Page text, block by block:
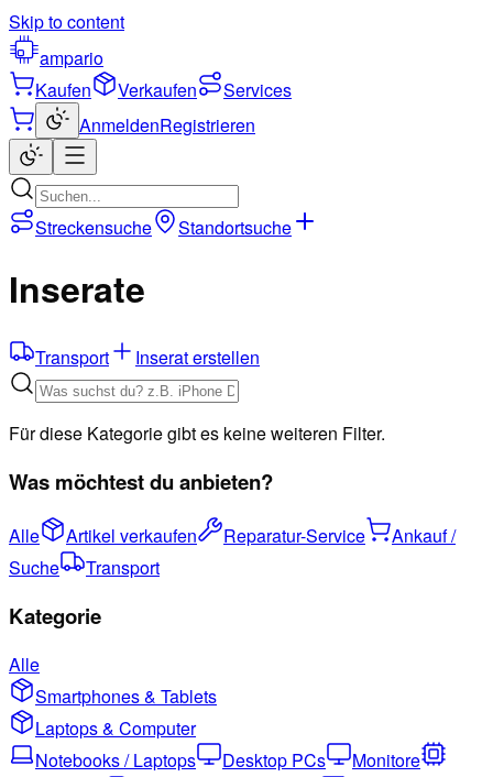
Skip to content
ampario
Kaufen
Verkaufen
Services
AnmeldenRegistrieren
Streckensuche Standortsuche
Inserate
Transport Inserat erstellen
Für diese Kategorie gibt es keine weiteren Filter.
Was möchtest du anbieten?
Alle Artikel verkaufen Reparatur-Service
Ankauf /
Suche
Transport
Kategorie
Alle
Smartphones & Tablets
Laptops & Computer
Notebooks / Laptops
Desktop PCs
Monitore